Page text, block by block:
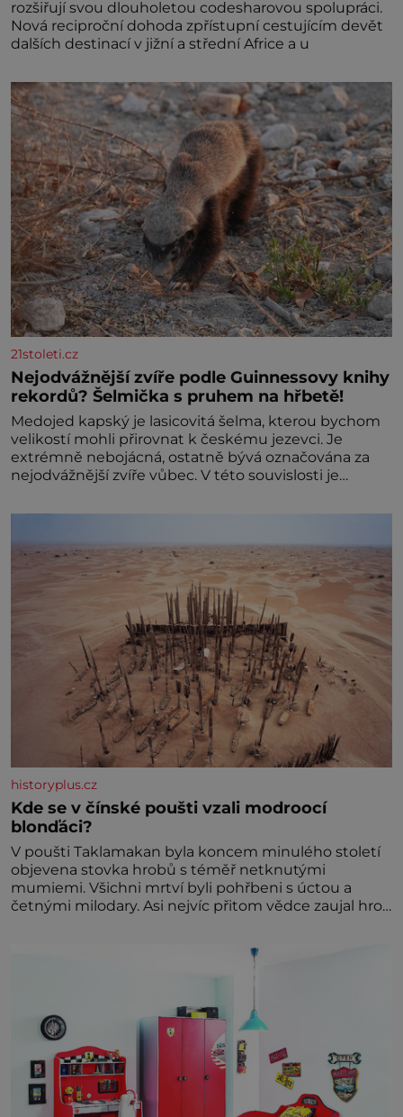
rozšiřují svou dlouholetou codesharovou spolupráci.
Nová reciproční dohoda zpřístupní cestujícím devět
dalších destinací v jižní a střední Africe a u
21stoleti.cz
Nejodvážnější zvíře podle Guinnessovy knihy
rekordů? Šelmička s pruhem na hřbetě!
Medojed kapský je lasicovitá šelma, kterou bychom
velikostí mohli přirovnat k českému jezevci. Je
extrémně nebojácná, ostatně bývá označována za
nejodvážnější zvíře vůbec. V této souvislosti je
historyplus.cz
Kde se v čínské poušti vzali modroocí
blonďáci?
V poušti Taklamakan byla koncem minulého století
objevena stovka hrobů s téměř netknutými
mumiemi. Všichni mrtví byli pohřbeni s úctou a
četnými milodary. Asi nejvíc přitom vědce zaujal hrob
dávných lidí nesmírně dobře zachovalá, přičítají
odborníci zdejším klimatickým podmínkám. Sucho,